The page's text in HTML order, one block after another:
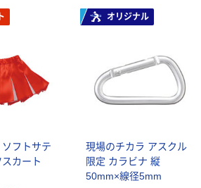
フトサテ
カート
オリジナル
現場のチカラ アスクル
限定 カラビナ 縦
50mm×線径5mm